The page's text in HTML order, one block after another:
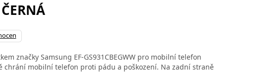
značky Samsung EF-GS931CBEGWW pro mobilní telefon
chrání mobilní telefon proti pádu a poškození. Na zadní straně